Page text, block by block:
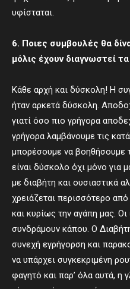
υφίσταται.
6. Ποιες συμβουλές θα
μόλις έχουν διαγνωστεί
Κάθε αρχή και δύσκολη! Η
ήταν αρκετά δύσκολη.
γιατί όσο πιο γρήγορα
γρήγορα λαμβάνουμε τις
μπορέσουμε να βοηθήσουμε
είναι δύσκολο όχι μόνο για
με διαβήτη και ουσιαστικά
χρειάζεται περισσότερο
και κυρίως την αγάπη μας.
συνδράμουν κάπου. Ο
συνεχή εγρήγορση και
να υπάρχει συγκεκριμένη
φαγητό και παρ’ όλα αυτά, η